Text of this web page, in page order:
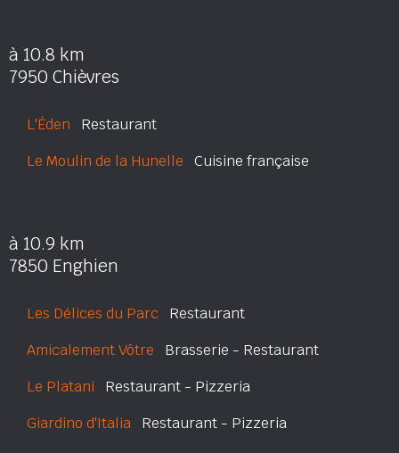
à 10.8 km
7950 Chièvres
L'Éden Restaurant
Le Moulin de la Hunelle Cuisine française
à 10.9 km
7850 Enghien
Les Délices du Parc Restaurant
Amicalement Vôtre Brasserie - Restaurant
Le Platani Restaurant - Pizzeria
Giardino d'Italia Restaurant - Pizzeria